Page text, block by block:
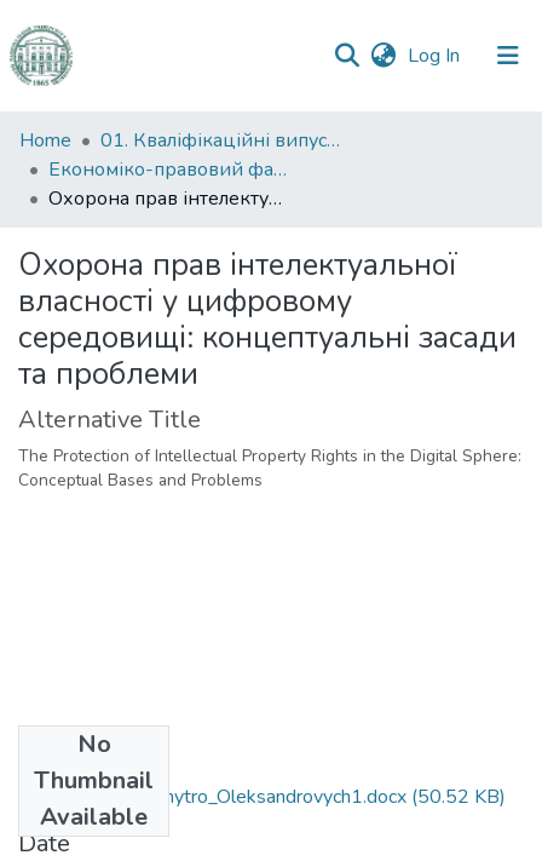
Log In (current)
Communities
&
Collections
Statistics
Home
01. Кваліфікаційні випускні роботи здобувачів вищої освіти
Економіко-правовий факультет
Охорона прав інтелектуальної власності у цифровому середовищі: концептуальні засади та проблеми
Охорона прав інтелектуальної
власності у цифровому
середовищі: концептуальні засади
та проблеми
Alternative Title
The Protection of Intellectual Property Rights in the Digital Sphere:
Conceptual Bases and Problems
No
Thumbnail
Available
081_Yeliferov_Dmytro_Oleksandrovych1.docx (50.52 KB)
Date